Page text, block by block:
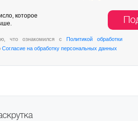
которое
что ознакомился с Политикой обработки
Согласие на обработку персональных данных